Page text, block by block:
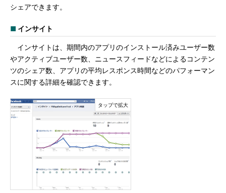
シェアできます。
■ インサイト
インサイトは、期間内のアプリのインストール済みユーザー数
やアクティブユーザー数、ニュースフィードなどによるコンテン
ツのシェア数、アプリの平均レスポンス時間などのパフォーマン
スに関する詳細を確認できます。